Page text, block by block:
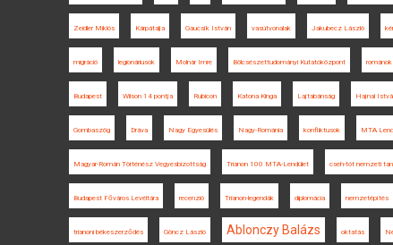
Zeidler Miklós Kárpátalja Gaucsík István vasútvonalak Jakubecz László
migráció legionáriusok Molnár Imre Bölcsészettudományi Kutatóközpont románok
Budapest Wilson 14 pontja Rubicon Katona Kinga Lajtabánság Hajnal
Gombaszög Dráva Nagy Egyesülés Nagy-Románia konfliktusok MTA
Magyar-Román Történész Vegyesbizottság Trianon 100 MTA-Lendület cseh-tót nemzeti
Budapest Főváros Levéltára recenzió Trianon-legendák diplomácia nemzetépítés
trianoni békeszerződés Göncz László Ablonczy Balázs oktatás